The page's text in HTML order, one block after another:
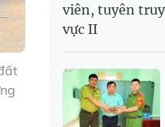
viên, tuyên
vực II